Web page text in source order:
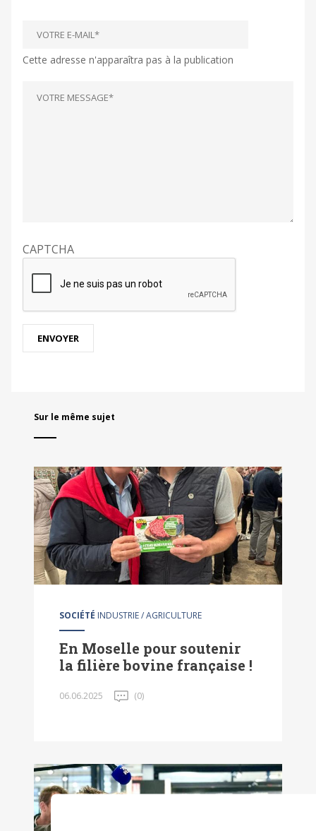
Cette adresse n'apparaîtra pas à la publication
CAPTCHA
Sur le même sujet
SOCIÉTÉ INDUSTRIE / AGRICULTURE
En Moselle pour soutenir
la filière bovine française !
06.06.2025 (0)